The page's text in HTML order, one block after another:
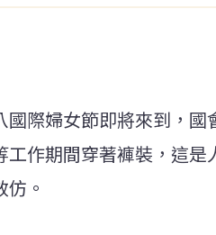
國際婦女節即將來到，
工作期間穿著褲裝，這
。